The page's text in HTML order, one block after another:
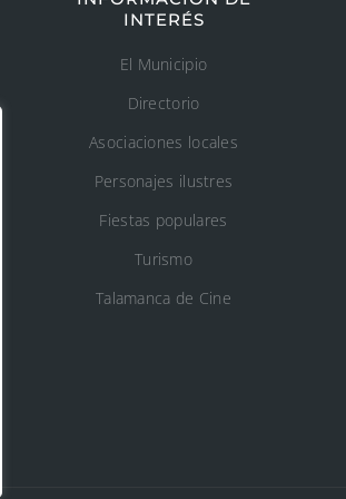
INTERÉS
El Municipio
Directorio
Asociaciones locales
Personajes ilustres
Fiestas populares
Turismo
Talamanca de Cine